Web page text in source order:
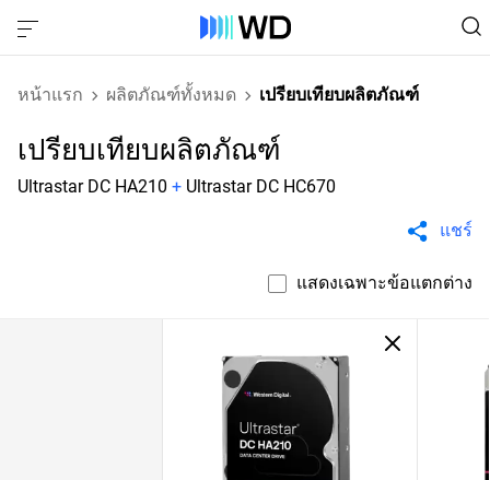
หน้าแรก ผลิตภัณฑ์ทั้งหมด เปรียบเทียบผลิตภัณฑ์
เปรียบเทียบผลิตภัณฑ์
Ultrastar DC HA210 + Ultrastar DC HC670
แชร์
แสดงเฉพาะข้อแตกต่าง